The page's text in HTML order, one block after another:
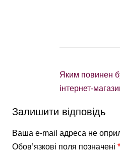
Яким повинен
інтернет-
Залишити відповідь
Ваша e-mail адреса не
Обов’язкові поля позначені*